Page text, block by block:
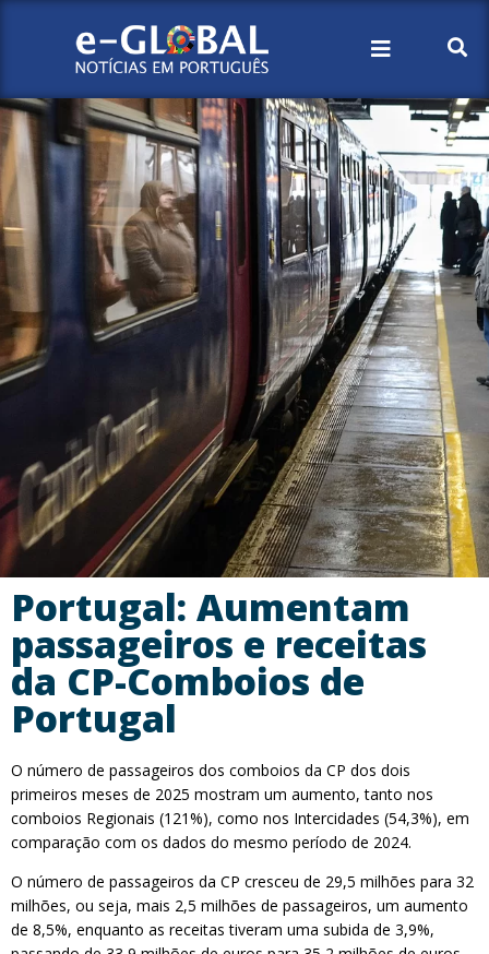
Portugal: Aumentam
passageiros e receitas
da CP-Comboios de
Portugal
O número de passageiros dos comboios da CP dos dois
primeiros meses de 2025 mostram um aumento, tanto nos
comboios Regionais (121%), como nos Intercidades (54,3%), em
comparação com os dados do mesmo período de 2024.
O número de passageiros da CP cresceu de 29,5 milhões para 32
milhões, ou seja, mais 2,5 milhões de passageiros, um aumento
de 8,5%, enquanto as receitas tiveram uma subida de 3,9%,